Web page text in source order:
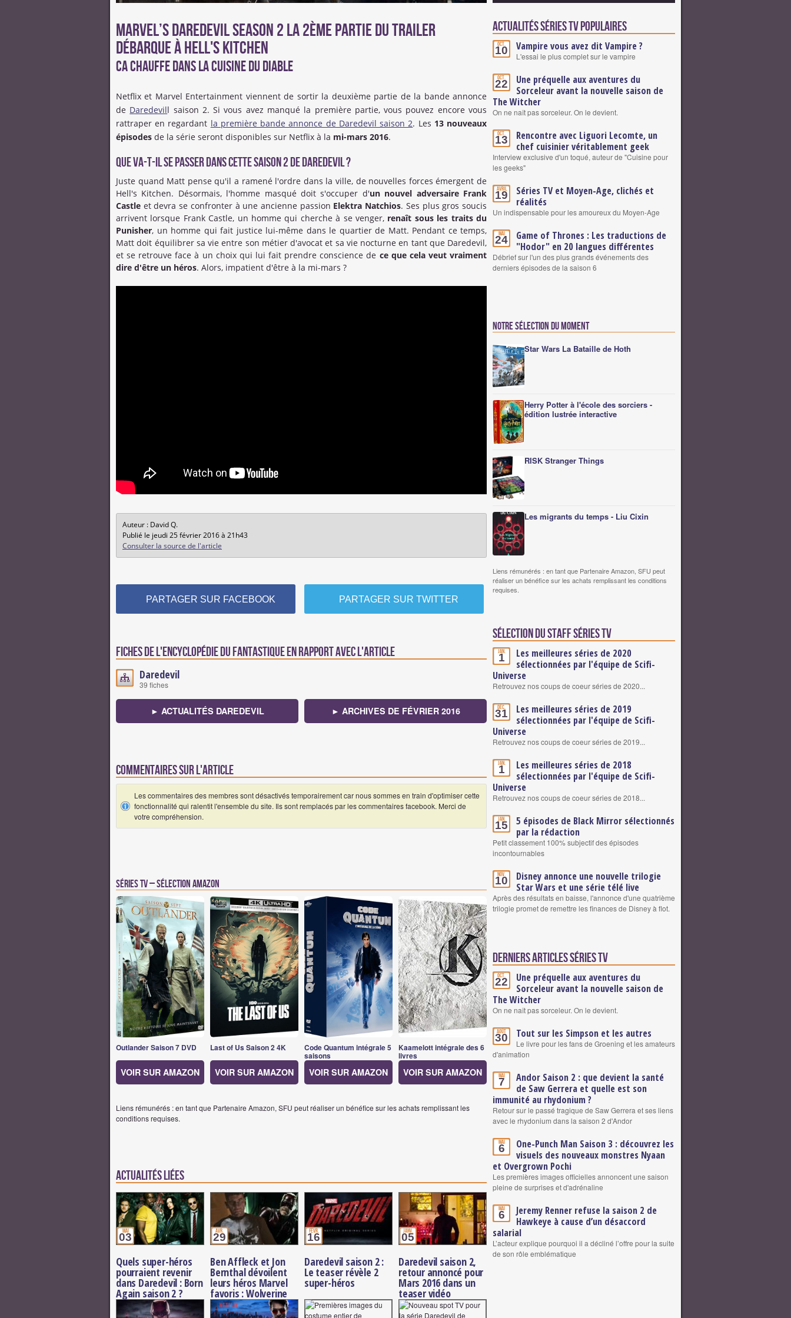
Marvel’s Daredevil Season 2 La 2ème partie du trailer
débarque à Hell's Kitchen
Ca chauffe dans la Cuisine du Diable
Netflix et Marvel Entertainment viennent de sortir la deuxième partie de la bande annonce
de Daredevill saison 2. Si vous avez manqué la première partie, vous pouvez encore vous
rattraper en regardant la première bande annonce de Daredevil saison 2. Les 13 nouveaux
épisodes de la série seront disponibles sur Netflix à la mi-mars 2016.
Que va-t-il se passer dans cette saison 2 de Daredevil ?
Juste quand Matt pense qu'il a ramené l'ordre dans la ville, de nouvelles forces émergent de
Hell's Kitchen. Désormais, l'homme masqué doit s'occuper d'un nouvel adversaire Frank
Castle et devra se confronter à une ancienne passion Elektra Natchios. Ses plus gros soucis
arrivent lorsque Frank Castle, un homme qui cherche à se venger, renaît sous les traits du
Punisher, un homme qui fait justice lui-même dans le quartier de Matt. Pendant ce temps,
Matt doit équilibrer sa vie entre son métier d'avocat et sa vie nocturne en tant que Daredevil,
et se retrouve face à un choix qui lui fait prendre conscience de ce que cela veut vraiment
dire d'être un héros. Alors, impatient d'être à la mi-mars ?
Auteur : David Q.
Publié le jeudi 25 février 2016 à 21h43
Consulter la source de l'article
PARTAGER SUR FACEBOOK PARTAGER SUR TWITTER
Fiches de l'encyclopédie du fantastique en rapport avec l'article
Daredevil
39 fiches
► ACTUALITÉS DAREDEVIL ► ARCHIVES DE FÉVRIER 2016
Commentaires sur l'article
Les commentaires des membres sont désactivés temporairement car nous sommes en train d'optimiser cette
fonctionnalité qui ralentit l'ensemble du site. Ils sont remplacés par les commentaires facebook. Merci de
votre compréhension.
Séries TV – Sélection Amazon
Outlander Saison 7 DVD
VOIR SUR AMAZON
Last of Us Saison 2 4K
VOIR SUR AMAZON
Code Quantum intégrale 5
saisons
VOIR SUR AMAZON
Kaamelott intégrale des 6
livres
VOIR SUR AMAZON
Liens rémunérés : en tant que Partenaire Amazon, SFU peut réaliser un bénéfice sur les achats remplissant les
conditions requises.
Actualités Liées
mai
03
Quels super-héros
pourraient revenir
dans Daredevil : Born
Again saison 2 ?
avr.
29
Ben Affleck et Jon
Bernthal dévoilent
leurs héros Marvel
favoris : Wolverine
et Punisher en tête
févr.
16
Daredevil saison 2 :
Le teaser révèle 2
super-héros
janv.
05
Daredevil saison 2,
retour annoncé pour
Mars 2016 dans un
teaser vidéo
Actualités Séries TV populaires
Oct.
10 Vampire vous avez dit Vampire ?
L'essai le plus complet sur le vampire
Oct.
22
Une préquelle aux aventures du
Sorceleur avant la nouvelle saison de
The Witcher
On ne naît pas sorceleur. On le devient.
Oct.
13
Rencontre avec Liguori Lecomte, un
chef cuisinier véritablement geek
Interview exclusive d'un toqué, auteur de "Cuisine pour
les geeks"
Avril
19
Séries TV et Moyen-Age, clichés et
réalités
Un indispensable pour les amoureux du Moyen-Age
Mai
24
Game of Thrones : Les traductions de
"Hodor" en 20 langues différentes
Débrief sur l'un des plus grands événements des
derniers épisodes de la saison 6
Notre sélection du moment
Star Wars La Bataille de Hoth
Herry Potter à l'école des sorciers -
édition lustrée interactive
RISK Stranger Things
Les migrants du temps - Liu Cixin
Liens rémunérés : en tant que Partenaire Amazon, SFU peut
réaliser un bénéfice sur les achats remplissant les conditions
requises.
Sélection du staff Séries TV
Jan.
1
Les meilleures séries de 2020
sélectionnées par l'équipe de Scifi-
Universe
Retrouvez nos coups de coeur séries de 2020...
Déc.
31
Les meilleures séries de 2019
sélectionnées par l'équipe de Scifi-
Universe
Retrouvez nos coups de coeur séries de 2019...
Jan.
1
Les meilleures séries de 2018
sélectionnées par l'équipe de Scifi-
Universe
Retrouvez nos coups de coeur séries de 2018...
Jan.
15
5 épisodes de Black Mirror sélectionnés
par la rédaction
Petit classement 100% subjectif des épisodes
incontournables
Nov.
10
Disney annonce une nouvelle trilogie
Star Wars et une série télé live
Après des résultats en baisse, l'annonce d'une quatrième
trilogie promet de remettre les finances de Disney à flot.
Derniers articles Séries TV
Oct.
22
Une préquelle aux aventures du
Sorceleur avant la nouvelle saison de
The Witcher
On ne naît pas sorceleur. On le devient.
Août
30 Tout sur les Simpson et les autres
Le livre pour les fans de Groening et les amateurs
d'animation
Mai
7
Andor Saison 2 : que devient la santé
de Saw Gerrera et quelle est son
immunité au rhydonium ?
Retour sur le passé tragique de Saw Gerrera et ses liens
avec le rhydonium dans la saison 2 d'Andor
Mai
6
One-Punch Man Saison 3 : découvrez les
visuels des nouveaux monstres Nyaan
et Overgrown Pochi
Les premières images officielles annoncent une saison
pleine de surprises et d'adrénaline
Mai
6
Jeremy Renner refuse la saison 2 de
Hawkeye à cause d’un désaccord
salarial
L’acteur explique pourquoi il a décliné l’offre pour la suite
de son rôle emblématique